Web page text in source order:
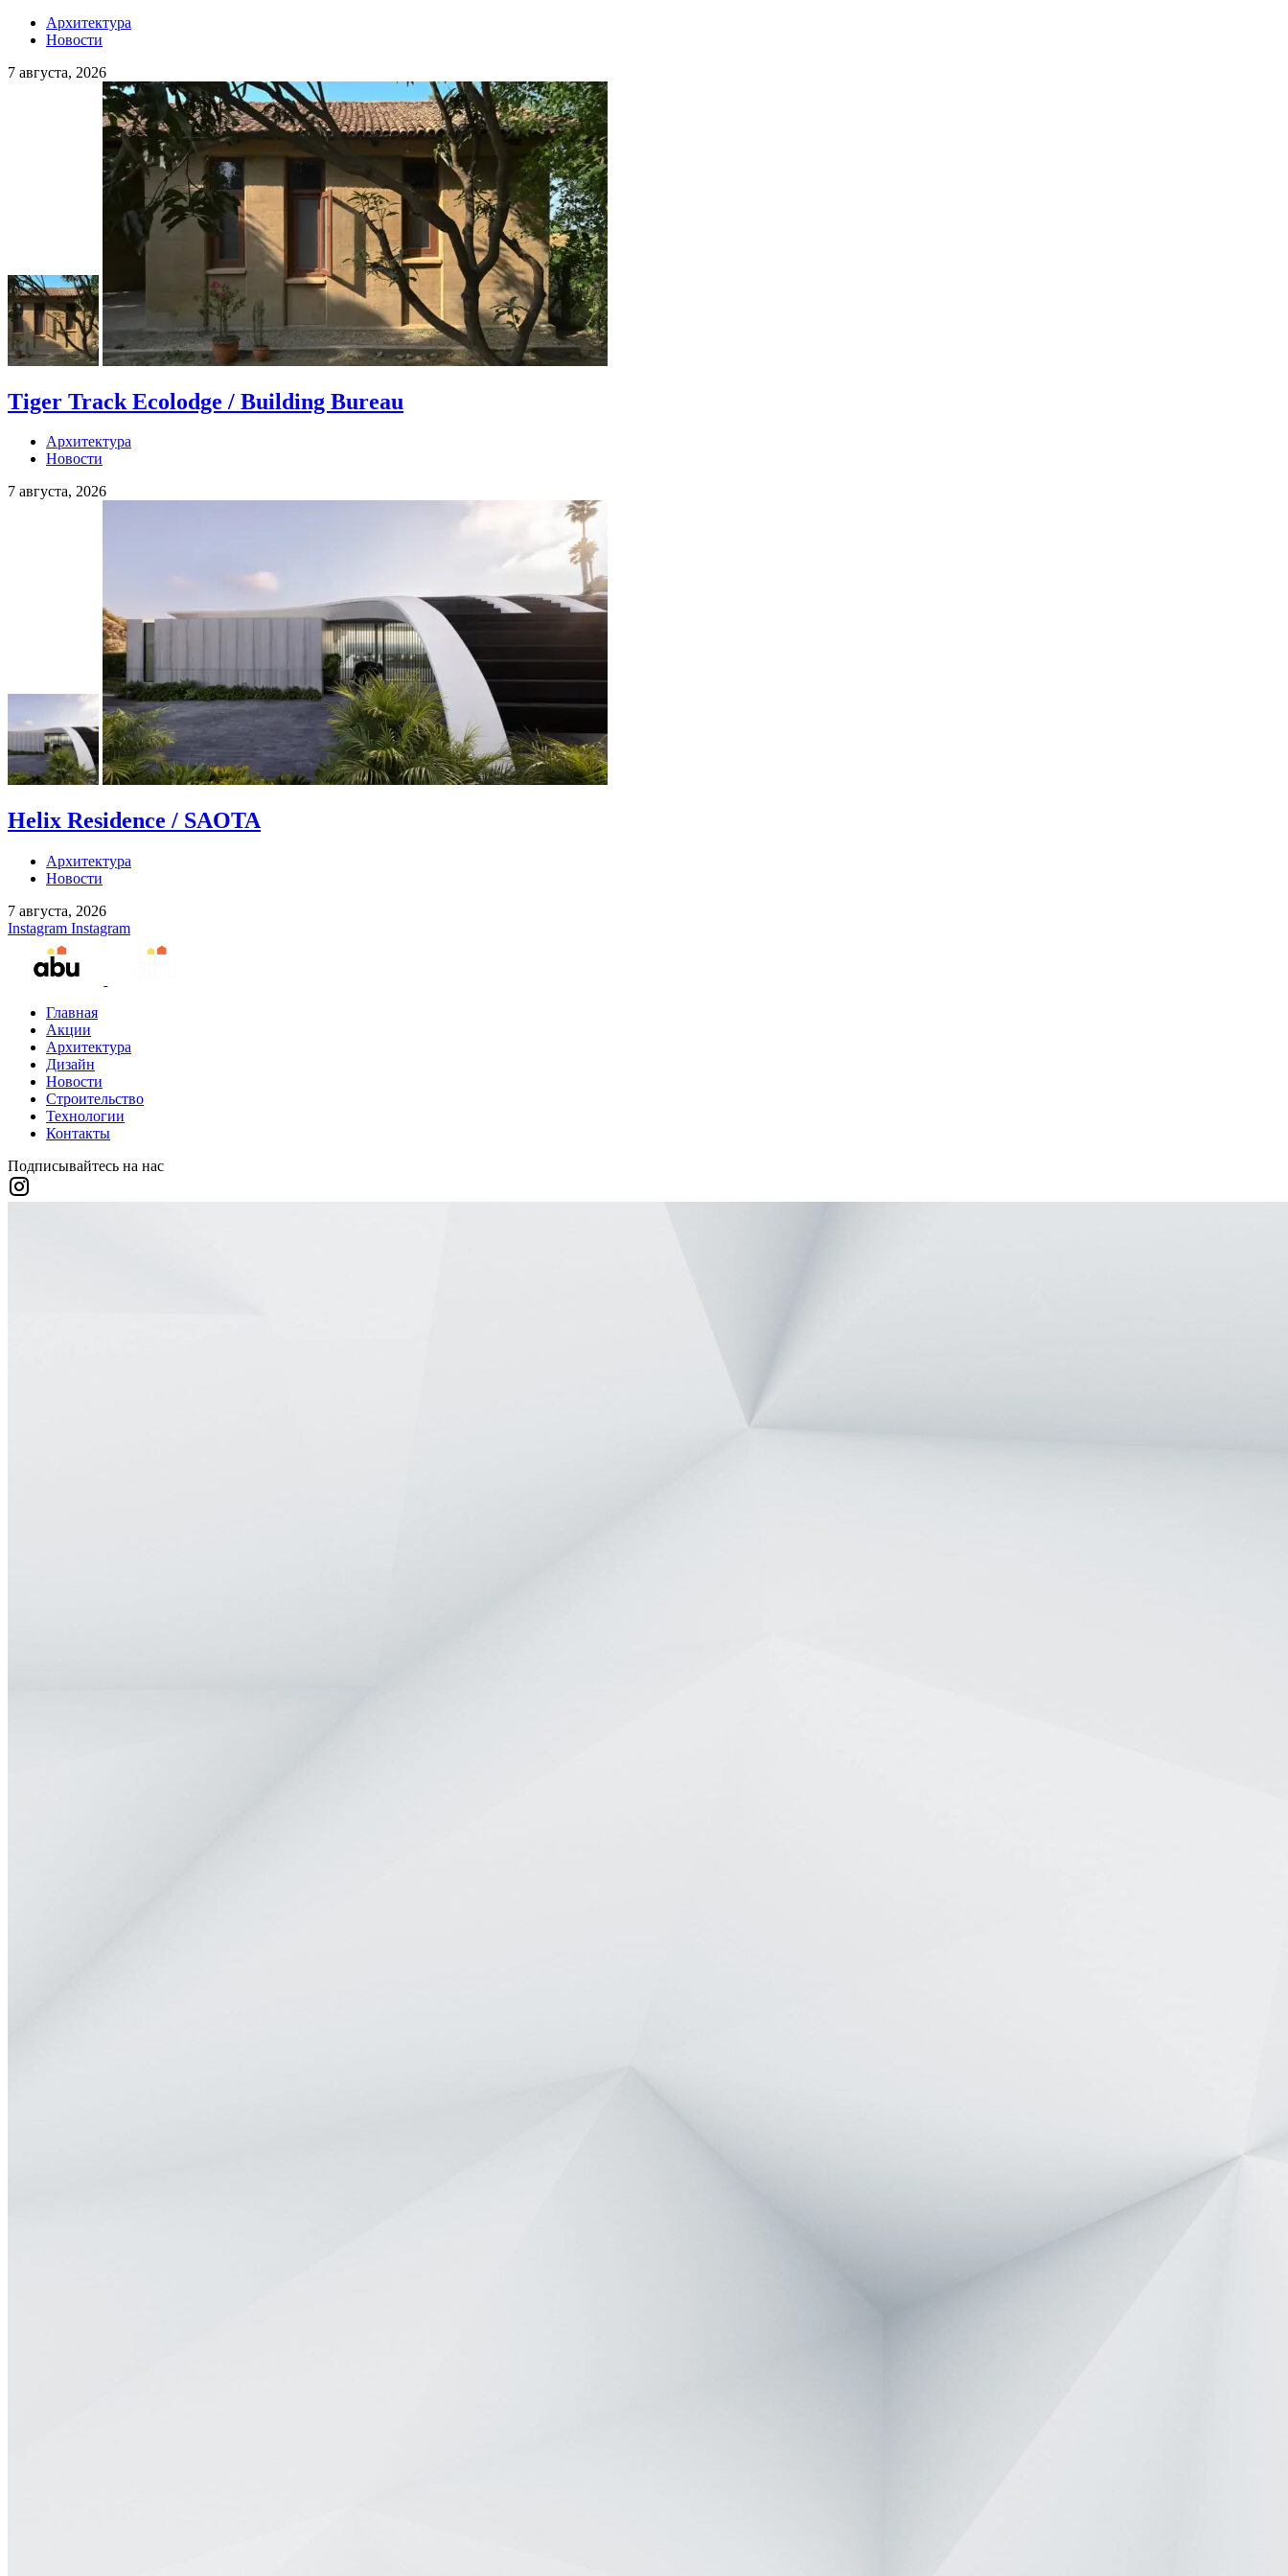
Архитектура
Новости
7 августа, 2026
Tiger Track Ecolodge / Building Bureau
Архитектура
Новости
7 августа, 2026
Helix Residence / SAOTA
Архитектура
Новости
7 августа, 2026
Instagram Instagram
Главная
Акции
Архитектура
Дизайн
Новости
Строительство
Технологии
Контакты
Подписывайтесь на нас